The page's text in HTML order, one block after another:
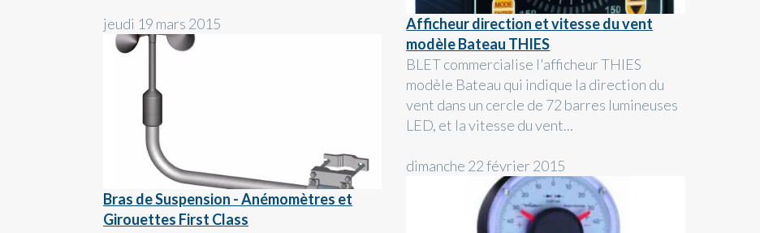
jeudi 19 mars 2015
Bras de Suspension - Anémomètres et
Girouettes First Class
Afficheur direction et vitesse du vent
modèle Bateau THIES
BLET commercialise l'afficheur THIES
modèle Bateau qui indique la direction du
vent dans un cercle de 72 barres lumineuses
LED, et la vitesse du vent...
dimanche 22 février 2015